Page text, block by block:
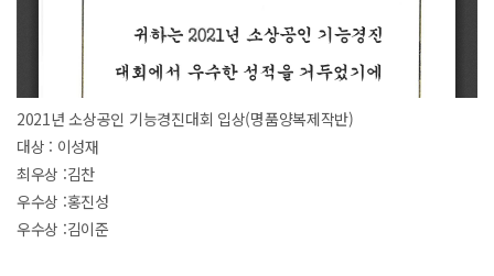
2021년 소상공인 기능경진대회 입상(명품양복제작반)
대상 : 이성재
최우상 :김찬
우수상 :홍진성
우수상 :김이준